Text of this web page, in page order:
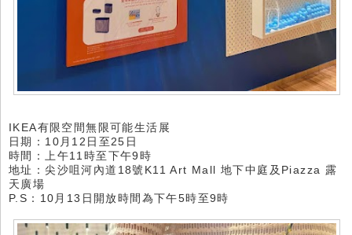
IKEA有限空間無限可能生活展
日期：10月12日至25日
時間：上午11時至下午9時
地址：尖沙咀河內道18號K11 Art Mall 地下中庭及Piazza 露
天廣場
P.S：10月13日開放時間為下午5時至9時